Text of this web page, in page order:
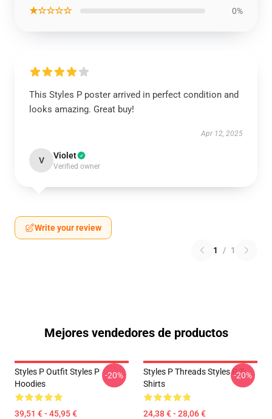
★☆☆☆☆ 0%
This Styles P poster arrived in perfect condition and
looks amazing. Great buy!
Apr 12, 2025
V Violet
Verified owner
Write your review
1 / 1
Mejores vendedores de productos
Styles P Outfit Styles P
Hoodies
39,51 € - 45,95 €
-20%
Styles P Threads Styles P T-
Shirts
24,38 € - 28,06 €
-20%